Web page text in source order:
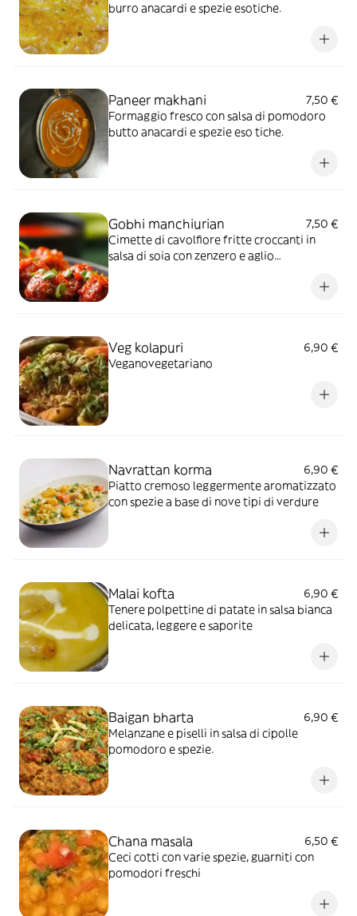
burro anacardi e spezie esotiche.
Paneer makhani
7,50 €
Formaggio fresco con salsa di pomodoro
butto anacardi e spezie eso tiche.
Gobhi manchiurian
7,50 €
Cimette di cavolfiore fritte croccanti in
salsa di soia con zenzero e aglio
Veg kolapuri
6,90 €
Veganovegetariano
Navrattan korma
6,90 €
Piatto cremoso leggermente aromatizzato
con spezie a base di nove tipi di verdure
Malai kofta
6,90 €
Tenere polpettine di patate in salsa bianca
delicata, leggere e saporite
Baigan bharta
6,90 €
Melanzane e piselli in salsa di cipolle
pomodoro e spezie.
Chana masala
6,50 €
Ceci cotti con varie spezie, guarniti con
pomodori freschi